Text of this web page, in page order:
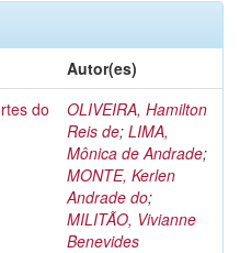
Autor(es)
do
OLIVEIRA, Hamilton
Reis de; LIMA,
Mônica de Andrade;
MONTE, Kerlen
Andrade do;
MILITÃO, Vivianne
Benevides